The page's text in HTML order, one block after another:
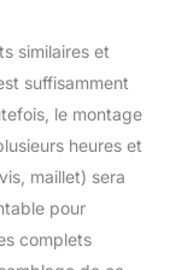
similaires et
suffisamment
le montage
heures et
maillet) sera
pour
complets